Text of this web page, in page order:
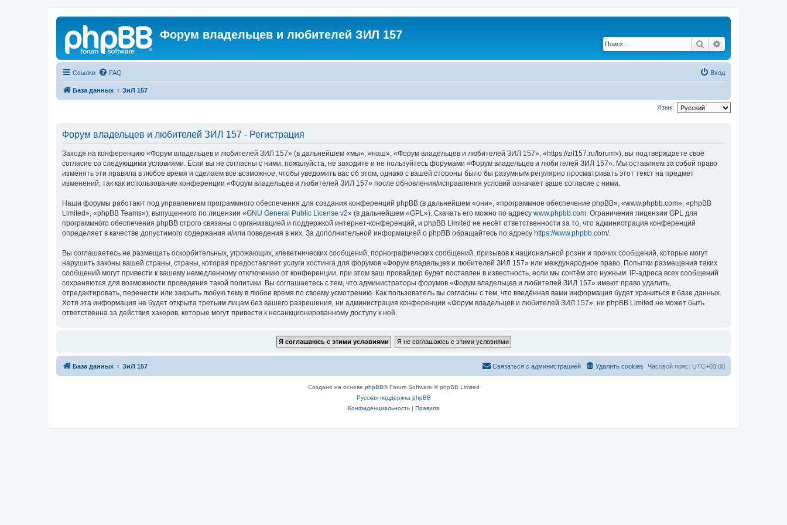
Форум владельцев и любителей ЗИЛ 157
Поиск
Ссылки FAQ Вход
База данных ЗиЛ 157
Язык:
Форум владельцев и любителей ЗИЛ 157 - Регистрация
Заходя на конференцию «Форум владельцев и любителей ЗИЛ 157» (в дальнейшем «мы», «наш», «Форум владельцев и любителей ЗИЛ 157», «https://zil157.ru/forum»), вы подтверждаете своё
согласие со следующими условиями. Если вы не согласны с ними, пожалуйста, не заходите и не пользуйтесь форумами «Форум владельцев и любителей ЗИЛ 157». Мы оставляем за собой право
изменять эти правила в любое время и сделаем всё возможное, чтобы уведомить вас об этом, однако с вашей стороны было бы разумным регулярно просматривать этот текст на предмет
изменений, так как использование конференции «Форум владельцев и любителей ЗИЛ 157» после обновления/исправления условий означает ваше согласие с ними.
Наши форумы работают под управлением программного обеспечения для создания конференций phpBB (в дальнейшем «они», «программное обеспечение phpBB», «www.phpbb.com», «phpBB
Limited», «phpBB Teams»), выпущенного по лицензии «GNU General Public License v2» (в дальнейшем «GPL»). Скачать его можно по адресу www.phpbb.com . Ограничения лицензии GPL для
программного обеспечения phpBB строго связаны с организацией и поддержкой интернет-конференций, и phpBB Limited не несёт ответственности за то, что администрация конференций
определяет в качестве допустимого содержания и/или поведения в них. За дополнительной информацией о phpBB обращайтесь по адресу https://www.phpbb.com/.
Вы соглашаетесь не размещать оскорбительных, угрожающих, клеветнических сообщений, порнографических сообщений, призывов к национальной розни и прочих сообщений, которые могут
нарушить законы вашей страны, страны, которая предоставляет услуги хостинга для форумов «Форум владельцев и любителей ЗИЛ 157» или международное право. Попытки размещения таких
сообщений могут привести к вашему немедленному отключению от конференции, при этом ваш провайдер будет поставлен в известность, если мы сочтём это нужным. IP-адреса всех сообщений
сохраняются для возможности проведения такой политики. Вы соглашаетесь с тем, что администраторы форумов «Форум владельцев и любителей ЗИЛ 157» имеют право удалить,
отредактировать, перенести или закрыть любую тему в любое время по своему усмотрению. Как пользователь вы согласны с тем, что введённая вами информация будет храниться в базе данных.
Хотя эта информация не будет открыта третьим лицам без вашего разрешения, ни администрация конференции «Форум владельцев и любителей ЗИЛ 157», ни phpBB Limited не может быть
ответственна за действия хакеров, которые могут привести к несанкционированному доступу к ней.
База данных ЗиЛ 157 Часовой пояс: UTC+03:00
Удалить cookies
Связаться с администрацией
Создано на основе phpBB® Forum Software © phpBB Limited
Русская поддержка phpBB
Конфиденциальность| Правила